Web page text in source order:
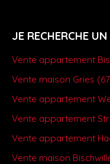
JE RECHERCHE UN
Vente appartement
Vente maison Gries
Vente appartement
Vente appartement
Vente appartement
Vente maison